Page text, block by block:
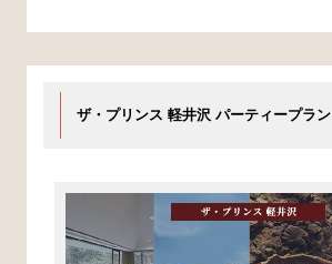
ザ・プリンス 軽井沢 パーティープラン